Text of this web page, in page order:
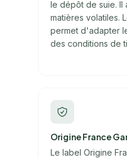
le dépôt de suie. Il
matières volatiles.
permet d'adapter
des conditions de
Origine France
Le label Origine